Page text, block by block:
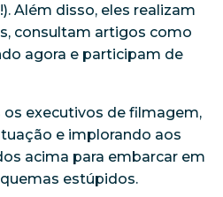
Além disso, eles realizam
consultam artigos como
agora e participam de
executivos de filmagem,
e implorando aos
acima para embarcar em
estúpidos.